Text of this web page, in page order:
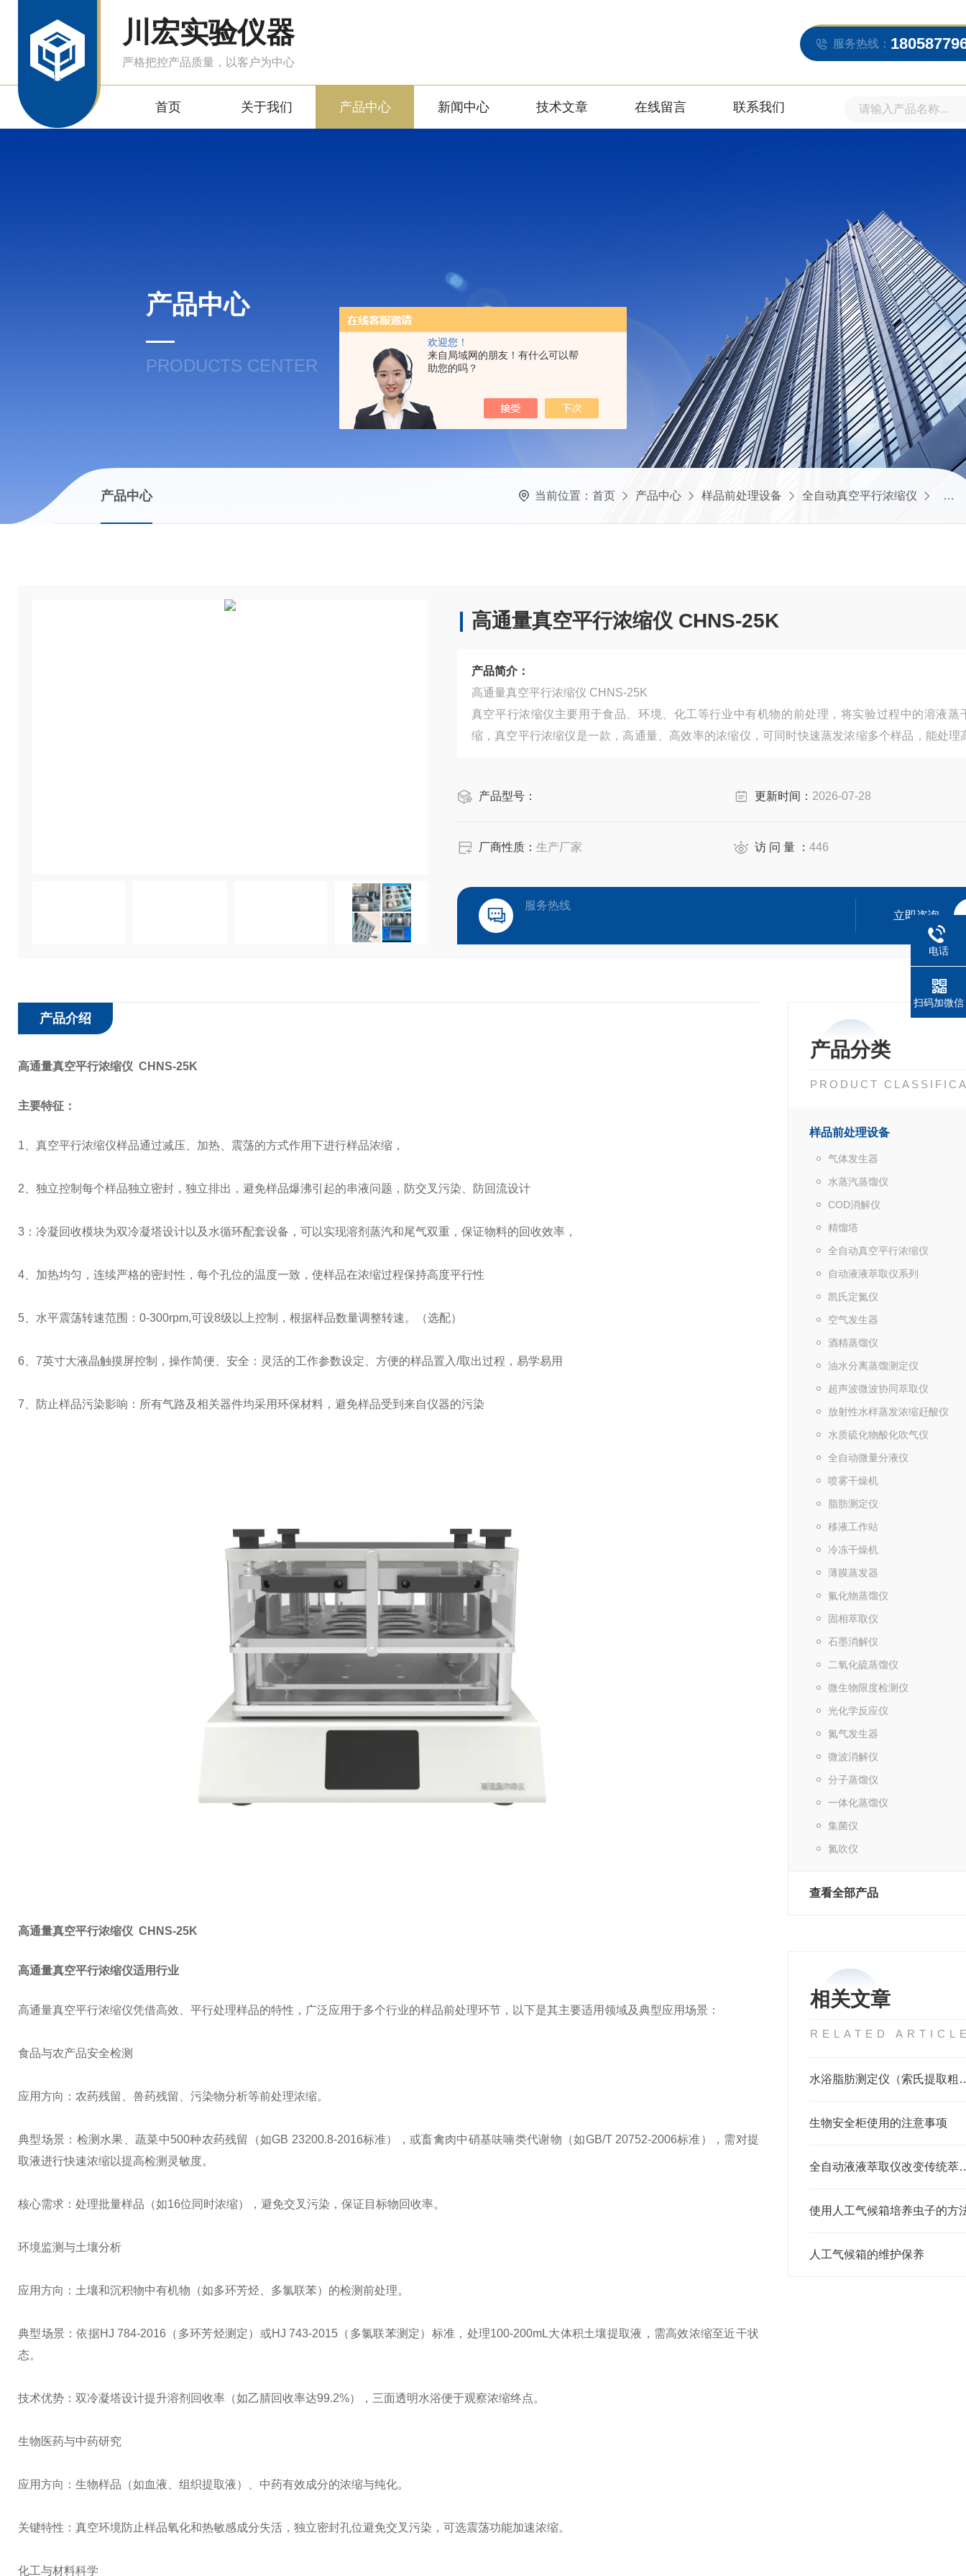
欢迎您！
来自局域网的朋友！有什么可以帮
助您的吗？
川宏实验仪器
严格把控产品质量，以客户为中心
服务热线：
首页 关于我们 产品中心 新闻中心 技术文章 在线留言 联系我们
产品中心
PRODUCTS CENTER
产品中心 当前位置： 首页 产品中心 样品前处理设备 全自动真空平行浓缩仪 高
高通量真空平行浓缩仪 CHNS-25K
产品简介：
高通量真空平行浓缩仪 CHNS-25K
真空平行浓缩仪主要用于食品、环境、化工等行业中有机物的前处理，将实验过程中的溶液蒸
缩，真空平行浓缩仪是一款，高通量、高效率的浓缩仪，可同时快速蒸发浓缩多个样品，能处理
产品型号：
更新时间： 2026-07-28
厂商性质： 生产厂家 访 问 量 ：446
服务热线
立即咨询
产品分类
PRODUCT
样品前处理设备
气体发生器
水蒸汽蒸馏仪
COD消解仪
精馏塔
全自动真空平行浓缩仪
自动液液萃取仪系列
凯氏定氮仪
空气发生器
酒精蒸馏仪
油水分离蒸馏测定仪
超声波微波协同萃取仪
放射性水样蒸发浓缩赶酸仪
水质硫化物酸化吹气仪
全自动微量分液仪
喷雾干燥机
脂肪测定仪
移液工作站
冷冻干燥机
薄膜蒸发器
氟化物蒸馏仪
固相萃取仪
石墨消解仪
二氧化硫蒸馏仪
微生物限度检测仪
光化学反应仪
氮气发生器
微波消解仪
分子蒸馏仪
一体化蒸馏仪
集菌仪
氮吹仪
查看全部产品
相关文章
RELATED
水浴脂肪测定仪（
生物安全柜使用的注意事项
全自动液液萃
使用人工气候箱培养虫子的方
人工气候箱的维护保养
产品介绍
高通量真空平行浓缩仪 CHNS-25K
主要特征：
1、真空平行浓缩仪样品通过减压、加热、震荡的方式作用下进行样品浓缩，
2、独立控制每个样品独立密封，独立排出，避免样品爆沸引起的串液问题，防交叉污染、防回流设计
3：冷凝回收模块为双冷凝塔设计以及水循环配套设备，可以实现溶剂蒸汽和尾气双重，保证物料的回收效率，
4、加热均匀，连续严格的密封性，每个孔位的温度一致，使样品在浓缩过程保持高度平行性
5、水平震荡转速范围：0-300rpm,可设8级以上控制，根据样品数量调整转速。（选配）
6 、7英寸大液晶触摸屏控制， 操作简便、安全：灵活的工作参数设定、方便的样品置入/取出过程，易学易用
7、防止样品污染影响：所有气路及相关器件均采用环保材料，避免样品受到来自仪器的污染
高通量真空平行浓缩仪 CHNS-25K
高通量真空平行浓缩仪适用行业
高通量真空平行浓缩仪凭借高效、平行处理样品的特性，广泛应用于多个行业的样品前处理环节，以下是其主要适用领域及典型应用场景：
食品与农产品安全检测
应用方向：农药残留、兽药残留、污染物分析等前处理浓缩。
典型场景：检测水果、蔬菜中500种农药残留（如GB 23200.8-2016标准），或畜禽肉中硝基呋喃类代谢物（如GB/T 20752-2006标准），需对提
取液进行快速浓缩以提高检测灵敏度。
核心需求：处理批量样品（如16位同时浓缩），避免交叉污染，保证目标物回收率。
环境监测与土壤分析
应用方向：土壤和沉积物中有机物（如多环芳烃、多氯联苯）的检测前处理。
典型场景：依据HJ 784-2016（多环芳烃测定）或HJ 743-2015（多氯联苯测定）标准，处理100-200mL大体积土壤提取液，需高效浓缩至近干状
态。
技术优势：双冷凝塔设计提升溶剂回收率（如乙腈回收率达99.2%），三面透明水浴便于观察浓缩终点。
生物医药与中药研究
应用方向：生物样品（如血液、组织提取液）、中药有效成分的浓缩与纯化。
关键特性：真空环境防止样品氧化和热敏感成分失活，独立密封孔位避免交叉污染，可选震荡功能加速浓缩。
化工与材料科学
电话
扫码加微信